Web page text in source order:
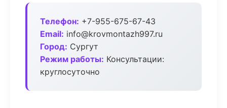
Телефон: +7-955-675-67-43
Email: info@krovmontazh997.ru
Город: Сургут
Режим работы: Консультации:
круглосуточно